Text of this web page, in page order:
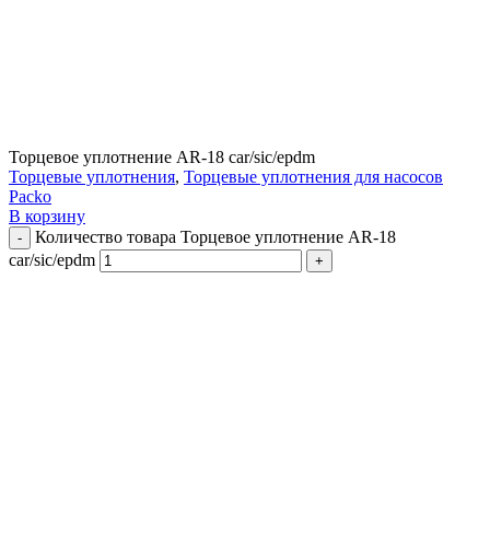
Торцевое уплотнение AR-18 car/sic/epdm
Торцевые уплотнения, Торцевые уплотнения для насосов
Packo
В корзину
Количество товара Торцевое уплотнение AR-18
car/sic/epdm